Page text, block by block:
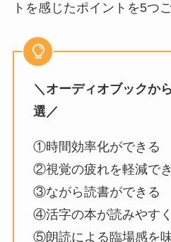
トを感じたポイントを5つ
＼オーディオブックか
選／
①時間効率化ができる
②視覚の疲れを軽減で
③ながら読書ができる
④活字の本が読みやす
⑤朗読による臨場感を